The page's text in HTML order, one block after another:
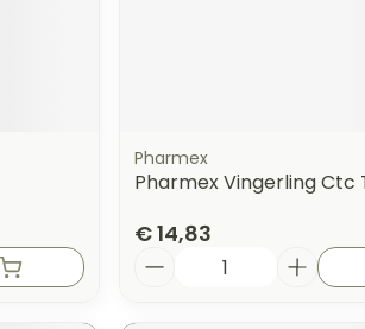
Pharmex
Pharmex Vingerling Ctc
€ 14,83